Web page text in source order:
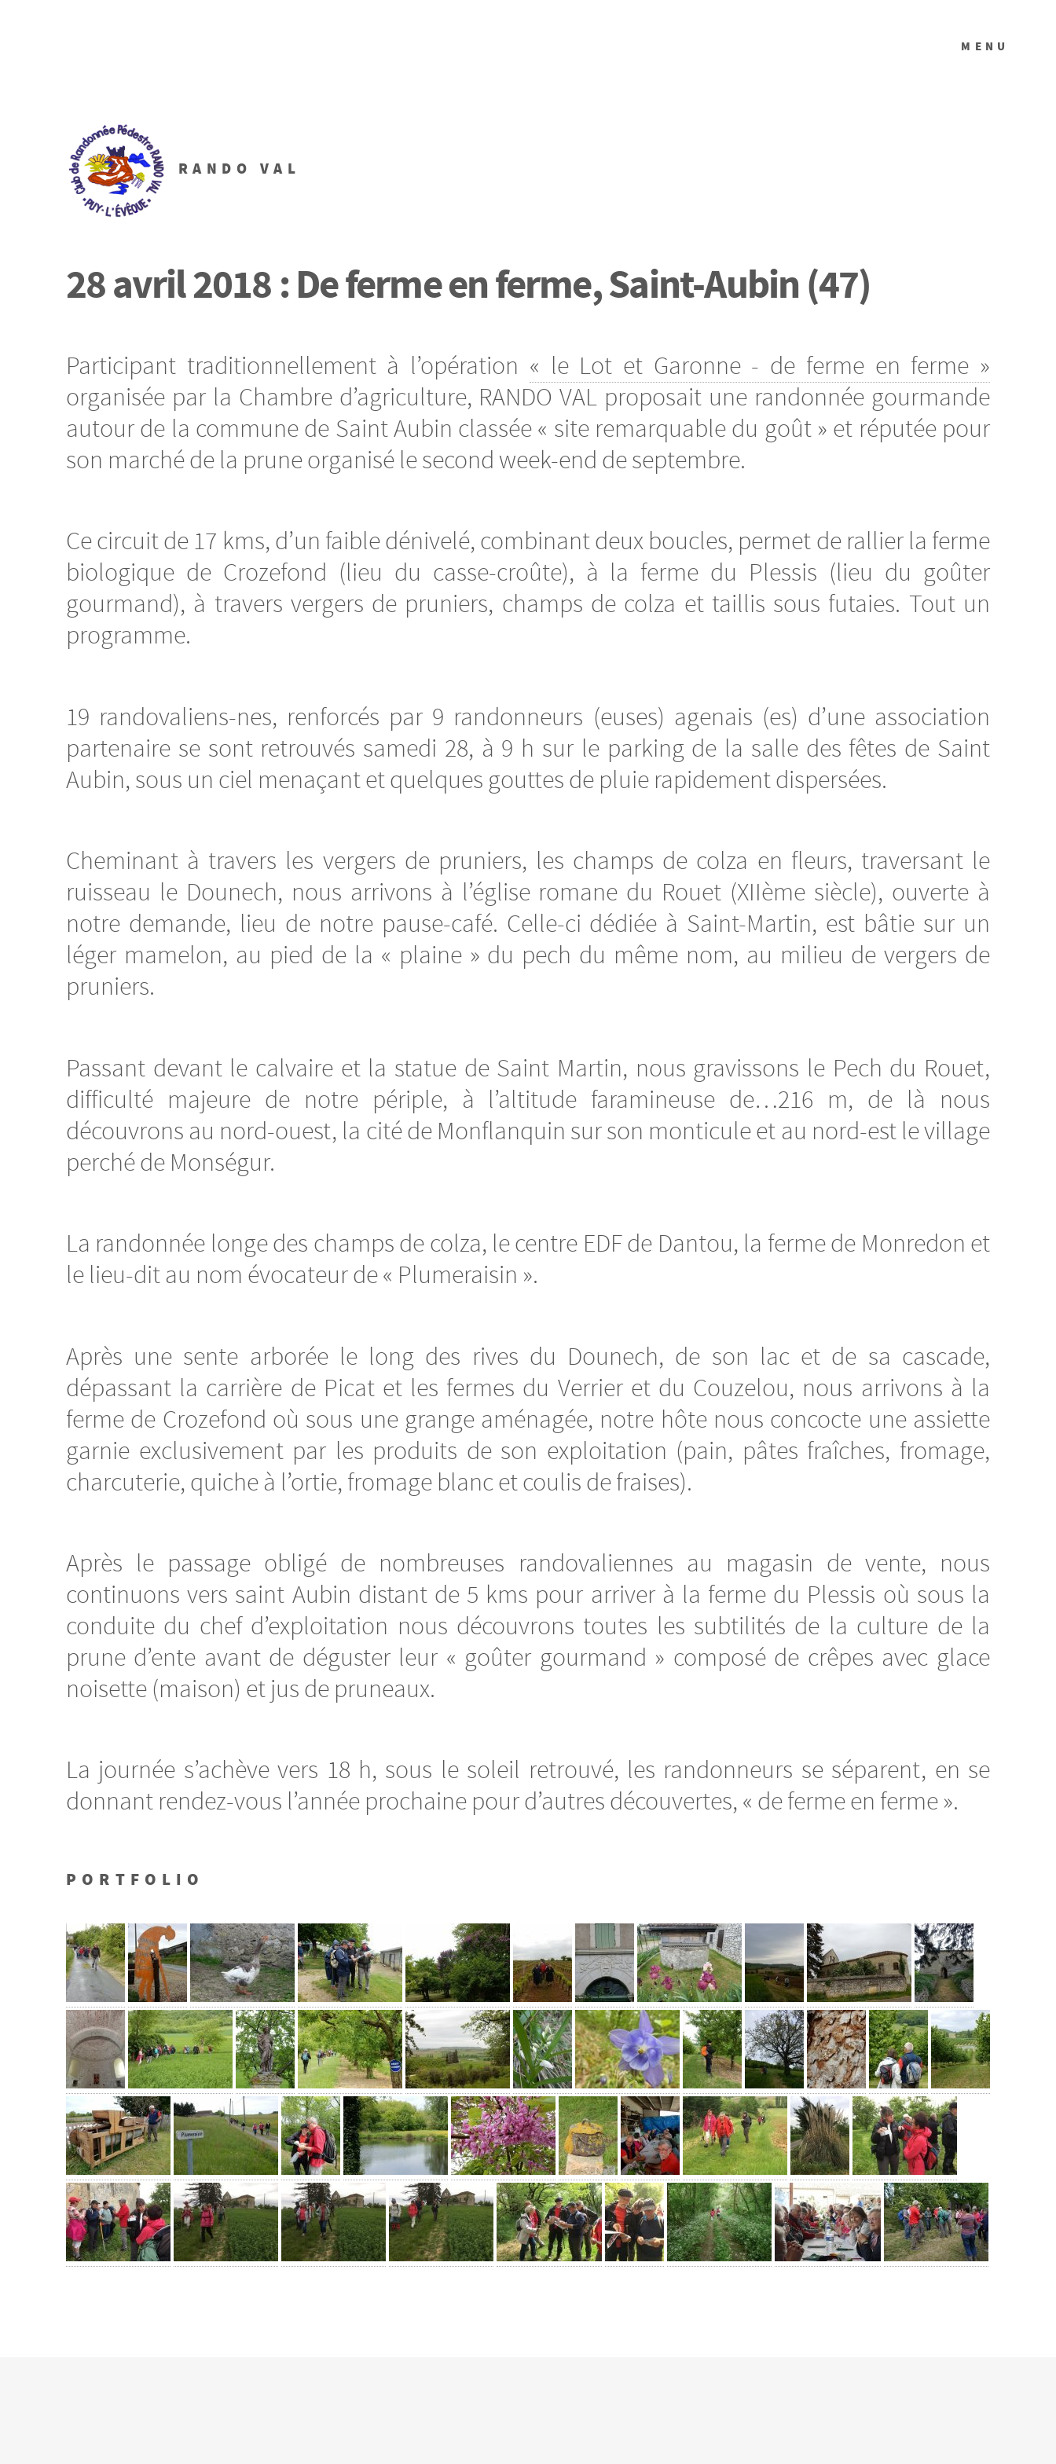
RANDO VAL
MENU
28 avril 2018 : De ferme en ferme, Saint-Aubin (47)
Participant traditionnellement à l’opération « le Lot et Garonne - de ferme en ferme »
organisée par la Chambre d’agriculture, RANDO VAL proposait une randonnée gourmande
autour de la commune de Saint Aubin classée « site remarquable du goût » et réputée pour
son marché de la prune organisé le second week-end de septembre.
Ce circuit de 17 kms, d’un faible dénivelé, combinant deux boucles, permet de rallier la ferme
biologique de Crozefond (lieu du casse-croûte), à la ferme du Plessis (lieu du goûter
gourmand), à travers vergers de pruniers, champs de colza et taillis sous futaies. Tout un
programme.
19 randovaliens-nes, renforcés par 9 randonneurs (euses) agenais (es) d’une association
partenaire se sont retrouvés samedi 28, à 9 h sur le parking de la salle des fêtes de Saint
Aubin, sous un ciel menaçant et quelques gouttes de pluie rapidement dispersées.
Cheminant à travers les vergers de pruniers, les champs de colza en fleurs, traversant le
ruisseau le Dounech, nous arrivons à l’église romane du Rouet (XIIème siècle), ouverte à
notre demande, lieu de notre pause-café. Celle-ci dédiée à Saint-Martin, est bâtie sur un
léger mamelon, au pied de la « plaine » du pech du même nom, au milieu de vergers de
pruniers.
Passant devant le calvaire et la statue de Saint Martin, nous gravissons le Pech du Rouet,
difficulté majeure de notre périple, à l’altitude faramineuse de…216 m, de là nous
découvrons au nord-ouest, la cité de Monflanquin sur son monticule et au nord-est le village
perché de Monségur.
La randonnée longe des champs de colza, le centre EDF de Dantou, la ferme de Monredon et
le lieu-dit au nom évocateur de « Plumeraisin ».
Après une sente arborée le long des rives du Dounech, de son lac et de sa cascade,
dépassant la carrière de Picat et les fermes du Verrier et du Couzelou, nous arrivons à la
ferme de Crozefond où sous une grange aménagée, notre hôte nous concocte une assiette
garnie exclusivement par les produits de son exploitation (pain, pâtes fraîches, fromage,
charcuterie, quiche à l’ortie, fromage blanc et coulis de fraises).
Après le passage obligé de nombreuses randovaliennes au magasin de vente, nous
continuons vers saint Aubin distant de 5 kms pour arriver à la ferme du Plessis où sous la
conduite du chef d’exploitation nous découvrons toutes les subtilités de la culture de la
prune d’ente avant de déguster leur « goûter gourmand » composé de crêpes avec glace
noisette (maison) et jus de pruneaux.
La journée s’achève vers 18 h, sous le soleil retrouvé, les randonneurs se séparent, en se
donnant rendez-vous l’année prochaine pour d’autres découvertes, « de ferme en ferme ».
PORTFOLIO